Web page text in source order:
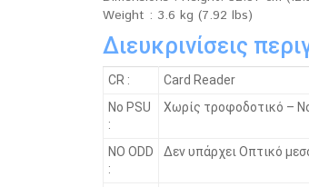
Weight : 3.6 kg (7.92 lbs)
Διευκρινίσεις
CR :
Card Reader
No PSU
:
Χωρίς τροφοδοτικό –
NO ODD
:
Δεν υπάρχει Οπτικό